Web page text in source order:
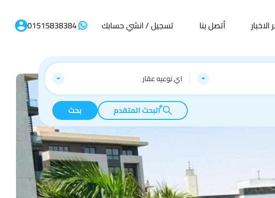
الاخبار أتصل بنا تسجيل / انشي حسابك 01515838384
اي نوعيه عقار
البحث المتقدم بحث